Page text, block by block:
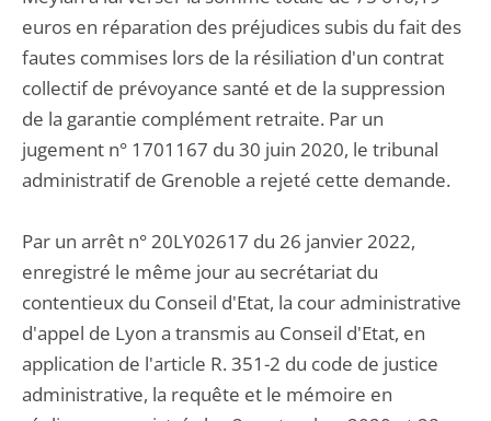
euros en réparation des préjudices subis du fait des
fautes commises lors de la résiliation d'un contrat
collectif de prévoyance santé et de la suppression
de la garantie complément retraite. Par un
jugement n° 1701167 du 30 juin 2020, le tribunal
administratif de Grenoble a rejeté cette demande.
Par un arrêt n° 20LY02617 du 26 janvier 2022,
enregistré le même jour au secrétariat du
contentieux du Conseil d'Etat, la cour administrative
d'appel de Lyon a transmis au Conseil d'Etat, en
application de l'article R. 351-2 du code de justice
administrative, la requête et le mémoire en